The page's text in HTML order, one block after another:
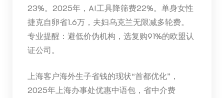
23%。2025年，AI工具降筛费22%。单身女性
捷克自卵省1.6万，夫妇乌克兰无限减多轮费。
专业提醒：避低价伪机构，选复购91%的欧盟认
证公司。
上海客户海外生子省钱的现状“首都优化”，
2025年上海办事处优惠中语包，省中介费